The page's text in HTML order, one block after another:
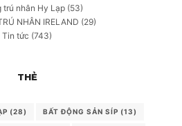
trú nhân Hy Lạp(53)
NHÂN IRELAND (29)
Tin tức (743)
THẺ
(28) BẤT ĐỘNG SẢN SÍP (13)